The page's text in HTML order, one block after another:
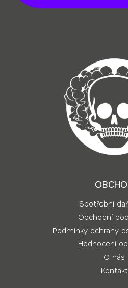
Spotřební
Obchodní
Podmínky ochrany
Hodnocení
O nás
Kontakt